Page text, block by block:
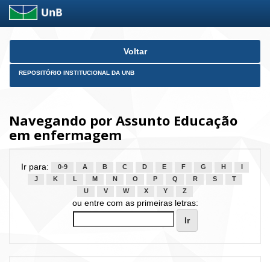
Skip
Voltar
REPOSITÓRIO INSTITUCIONAL DA UNB
Navegando por Assunto Educação
em enfermagem
Ir para: 0-9 A B C D E F G H
J
K L M N O P Q R S
T
U
V W X Y Z
ou entre com as primeiras letras: